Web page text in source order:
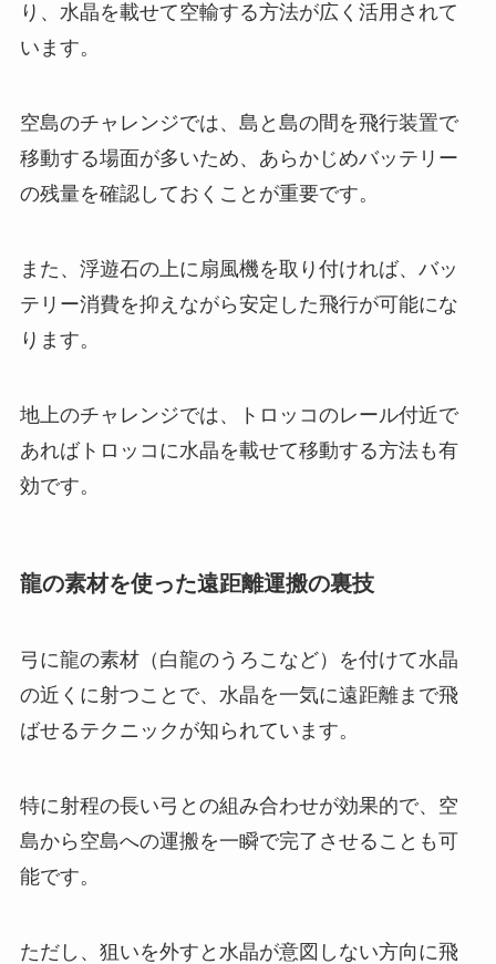
り、水晶を載せて空輸する方法が広く活用されて
います。
空島のチャレンジでは、島と島の間を飛行装置で
移動する場面が多いため、あらかじめバッテリー
の残量を確認しておくことが重要です。
また、浮遊石の上に扇風機を取り付ければ、バッ
テリー消費を抑えながら安定した飛行が可能にな
ります。
地上のチャレンジでは、トロッコのレール付近で
あればトロッコに水晶を載せて移動する方法も有
効です。
龍の素材を使った遠距離運搬の裏技
弓に龍の素材（白龍のうろこなど）を付けて水晶
の近くに射つことで、水晶を一気に遠距離まで飛
ばせるテクニックが知られています。
特に射程の長い弓との組み合わせが効果的で、空
島から空島への運搬を一瞬で完了させることも可
能です。
ただし、狙いを外すと水晶が意図しない方向に飛